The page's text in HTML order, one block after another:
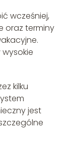
wcześniej,
oraz terminy
kilku
jest